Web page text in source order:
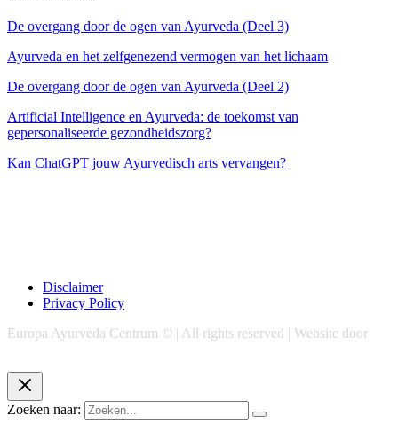
De overgang door de ogen van Ayurveda (Deel 3)
Ayurveda en het zelfgenezend vermogen van het lichaam
De overgang door de ogen van Ayurveda (Deel 2)
Artificial Intelligence en Ayurveda: de toekomst van
gepersonaliseerde gezondheidszorg?
Kan ChatGPT jouw Ayurvedisch arts vervangen?
Disclaimer
Privacy Policy
Europa Ayurveda Centrum © | All rights reserved | Website door
Zoeken naar: